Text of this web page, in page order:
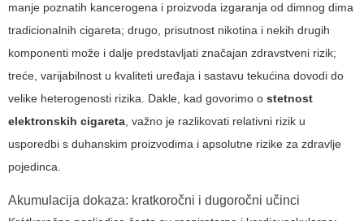
manje poznatih kancerogena i proizvoda izgaranja od dimnog dima
tradicionalnih cigareta; drugo, prisutnost nikotina i nekih drugih
komponenti može i dalje predstavljati značajan zdravstveni rizik;
treće, varijabilnost u kvaliteti uređaja i sastavu tekućina dovodi do
velike heterogenosti rizika. Dakle, kad govorimo o stetnost
elektronskih cigareta, važno je razlikovati relativni rizik u
usporedbi s duhanskim proizvodima i apsolutne rizike za zdravlje
pojedinca.
Akumulacija dokaza: kratkoročni i dugoročni učinci